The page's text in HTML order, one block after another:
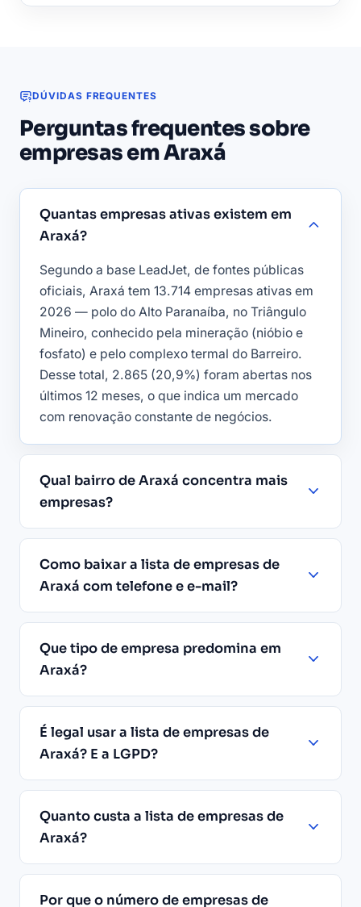
DÚVIDAS FREQUENTES
Perguntas frequentes sobre
empresas em Araxá
Quantas empresas ativas existem em
Araxá?
Segundo a base LeadJet, de fontes públicas
oficiais, Araxá tem 13.714 empresas ativas em
2026 — polo do Alto Paranaíba, no Triângulo
Mineiro, conhecido pela mineração (nióbio e
fosfato) e pelo complexo termal do Barreiro.
Desse total, 2.865 (20,9%) foram abertas nos
últimos 12 meses, o que indica um mercado
com renovação constante de negócios.
Qual bairro de Araxá concentra mais
empresas?
Como baixar a lista de empresas de
Araxá com telefone e e-mail?
Que tipo de empresa predomina em
Araxá?
É legal usar a lista de empresas de
Araxá? E a LGPD?
Quanto custa a lista de empresas de
Araxá?
Por que o número de empresas de